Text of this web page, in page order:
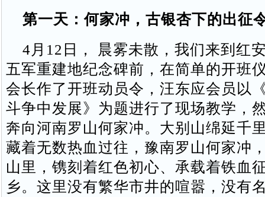
第一天：何家冲，古银杏下的出征
4月12日， 晨雾未散，我们来到红
五军重建地纪念碑前，在简单的开班
会长作了开班动员令，汪东应会员以
斗争中发展》为题进行了现场教学，
奔向河南罗山何家冲。大别山绵延千
藏着无数热血过往，豫南罗山何家冲
山里，镌刻着红色初心、承载着铁血
乡。这里没有繁华市井的喧嚣，没有